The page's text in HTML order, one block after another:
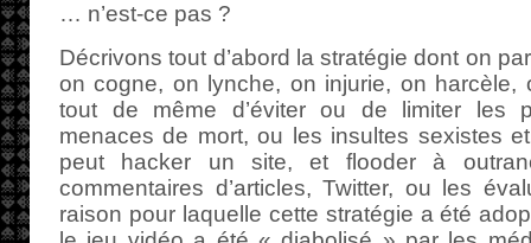
… n’est-ce pas ?
Décrivons tout d’abord la stratégie dont on
on cogne, on lynche, on injurie, on harcèle,
tout de même d’éviter ou de limiter les
menaces de mort, ou les insultes sexistes
peut hacker un site, et flooder à
commentaires d’articles, Twitter, ou les
raison pour laquelle cette stratégie a été